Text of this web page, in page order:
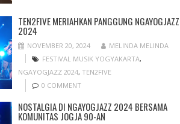
TEN2FIVE MERIAHKAN PANGGUNG NGAYOGJAZZ
2024
NOVEMBER 20, 2024
MELINDA MELINDA
FESTIVAL MUSIK YOGYAKARTA,
NGAYOGJAZZ 2024,TEN2FIVE
0 COMMENT
NOSTALGIA DI NGAYOGJAZZ 2024 BERSAMA
KOMUNITAS JOGJA 90-AN